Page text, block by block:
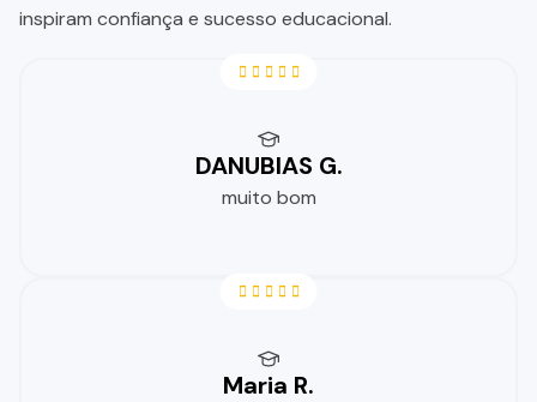
inspiram confiança e sucesso educacional.
DANUBIAS G.
muito bom
Maria R.